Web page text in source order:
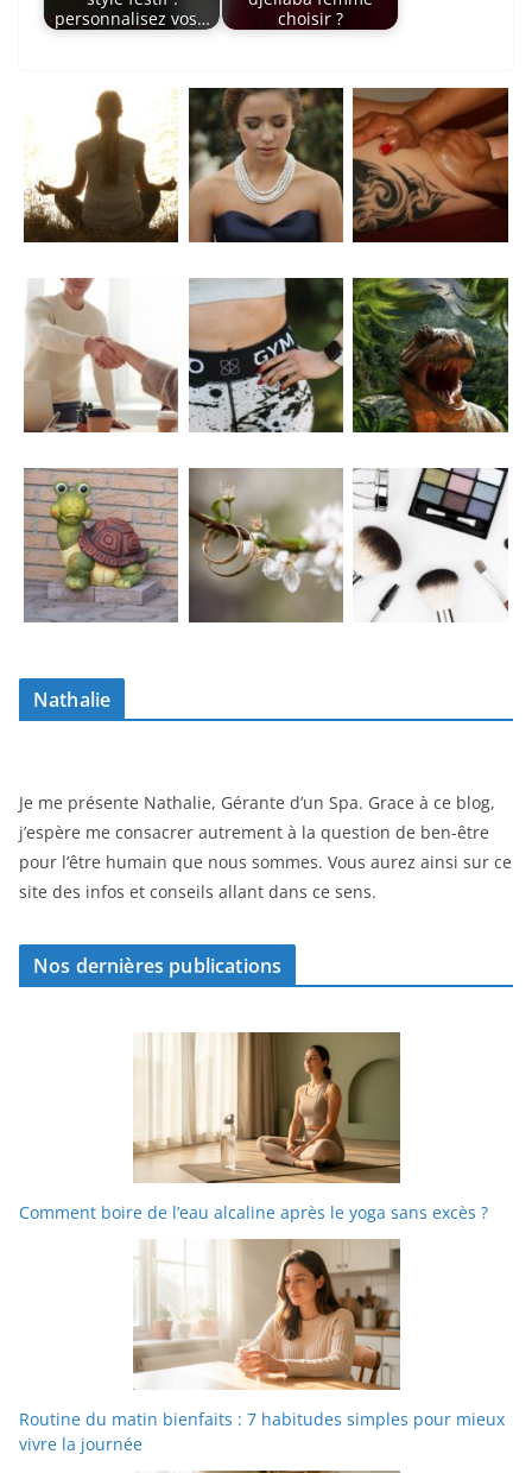
personnalisez vos…
choisir ?
Nathalie
Je me présente Nathalie, Gérante d’un Spa. Grace à ce blog,
j’espère me consacrer autrement à la question de ben-être
pour l’être humain que nous sommes. Vous aurez ainsi sur ce
site des infos et conseils allant dans ce sens.
Nos dernières publications
Comment boire de l’eau alcaline après le yoga sans excès ?
Routine du matin bienfaits : 7 habitudes simples pour mieux
vivre la journée